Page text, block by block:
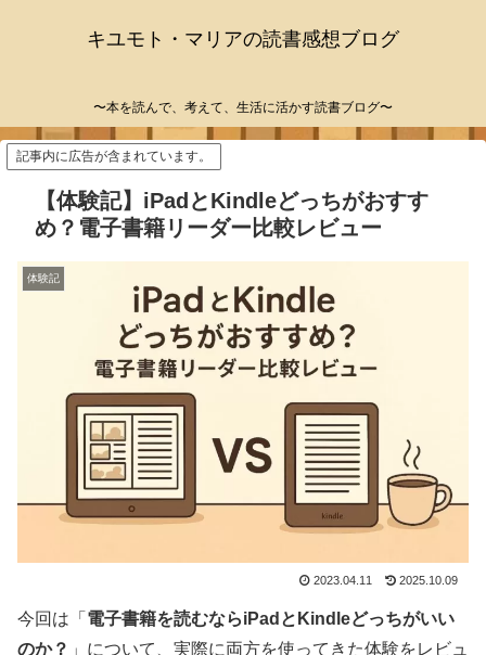
キユモト・マリアの読書感想ブログ
〜本を読んで、考えて、生活に活かす読書ブログ〜
記事内に広告が含まれています。
【体験記】iPadとKindleどっちがおすす
め？電子書籍リーダー比較レビュー
体験記
2023.04.11 2025.10.09
今回は「 電子書籍を読むならiPadとKindleどっちがいい
のか？ 」について、実際に両方を使ってきた体験をレビュ